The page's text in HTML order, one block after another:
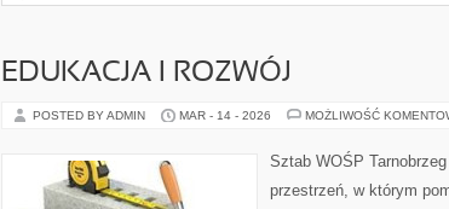
EDUKACJA I ROZWÓJ
POSTED BY ADMIN MAR - 14 - 2026 MOŻLIWOŚĆ
Sztab WOŚP
przestrzeń, w którym